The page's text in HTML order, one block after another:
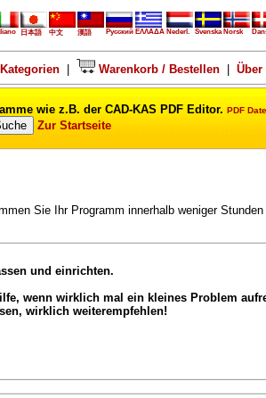
日本語 中文 漢語 Русский ΕΛΛΑΔΑ Nederl. Svenska Norsk
Warenkorb / Bestellen| Über
wie z.B. der CAD-KAS PDF Editor. PDF
Zur Startseite
Sie Ihr Programm innerhalb weniger
und einrichten.
wenn wirklich mal ein kleines Problem
wirklich weiterempfehlen!